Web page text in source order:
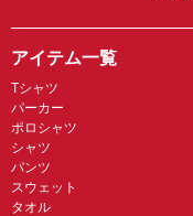
アイテム一覧
Tシャツ
パーカー
ポロシャツ
シャツ
パンツ
スウェット
タオル